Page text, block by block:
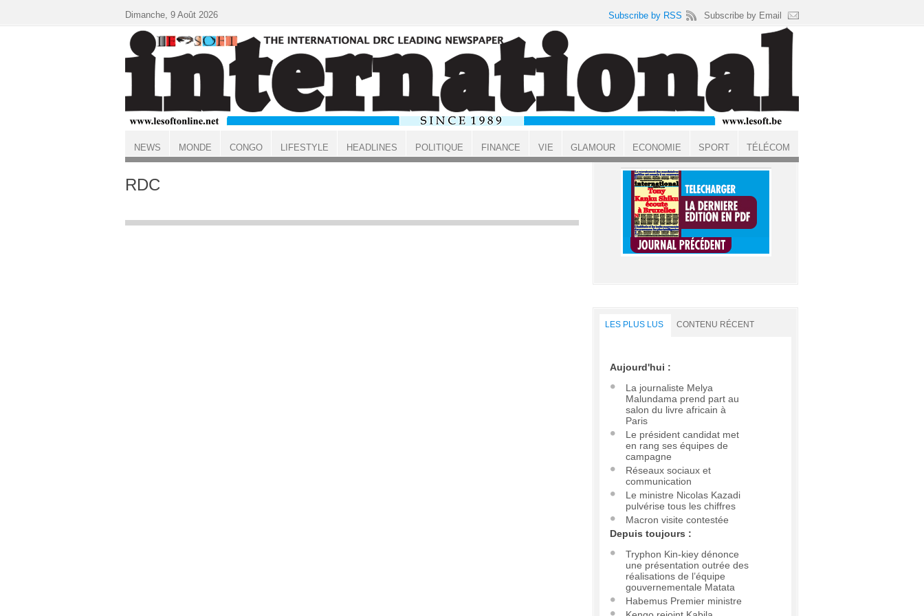
ACCUEIL
RDC
LES PLUS LUS CONTENU RÉCENT
Aujourd'hui :
La journaliste Melya
Malundama prend part au
salon du livre africain à
Paris
Le président candidat met
en rang ses équipes de
campagne
Réseaux sociaux et
communication
Le ministre Nicolas Kazadi
pulvérise tous les chiffres
Macron visite contestée
Depuis toujours :
Tryphon Kin-kiey dénonce
une présentation outrée des
réalisations de l’équipe
gouvernementale Matata
Habemus Premier ministre
Dimanche, 9 Août 2026 Subscribe by RSS Subscribe by Email
NEWS MONDE CONGO LIFESTYLE HEADLINES POLITIQUE FINANCE VIE GLAMOUR ECONOMIE SPORT TÉLÉCOM